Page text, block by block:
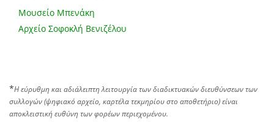
Μουσείο Μπενάκη
Αρχείο Σοφοκλή Βενιζέλου
*Η εύρυθμη και αδιάλειπτη λειτουργία των διαδικτυακών διευθύνσεων των
συλλογών (ψηφιακό αρχείο, καρτέλα τεκμηρίου στο αποθετήριο) είναι
αποκλειστική ευθύνη των φορέων περιεχομένου.